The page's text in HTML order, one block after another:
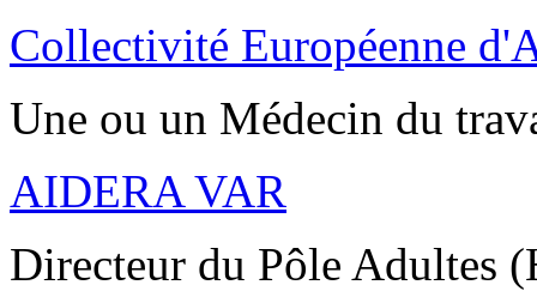
Collectivité Européenne
Une ou un Médecin du
AIDERA VAR
Directeur du Pôle Adultes